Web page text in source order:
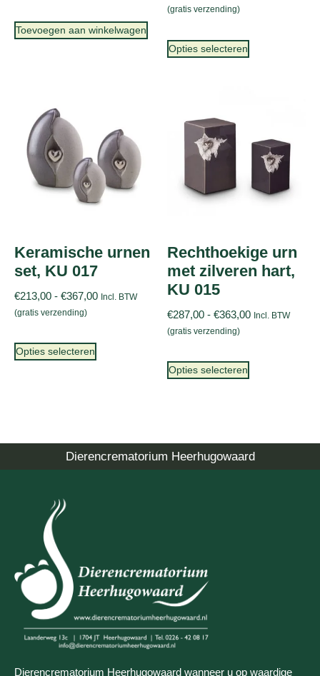
Toevoegen aan winkelwagen
(gratis verzending)
Opties selecteren
Keramische urnen
set, KU 017
€213,00 - €367,00 Incl. BTW
(gratis verzending)
Opties selecteren
Rechthoekige urn
met zilveren hart,
KU 015
€287,00 - €363,00 Incl. BTW
(gratis verzending)
Opties selecteren
Dierencrematorium Heerhugowaard
Dierencrematorium Heerhugowaard wanneer u op waardige